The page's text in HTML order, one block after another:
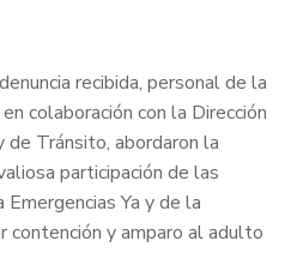
recibida, personal de la
colaboración con la Dirección
de Tránsito, abordaron la
participación de las
Ya y de la
contención y amparo al adulto